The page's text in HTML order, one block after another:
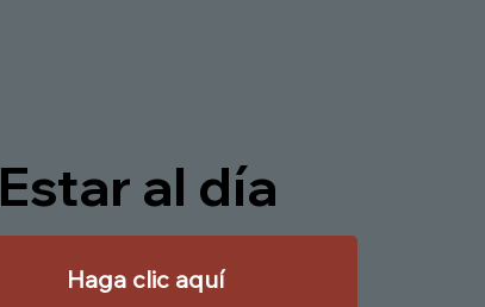
Estar al día
Haga clic aquí